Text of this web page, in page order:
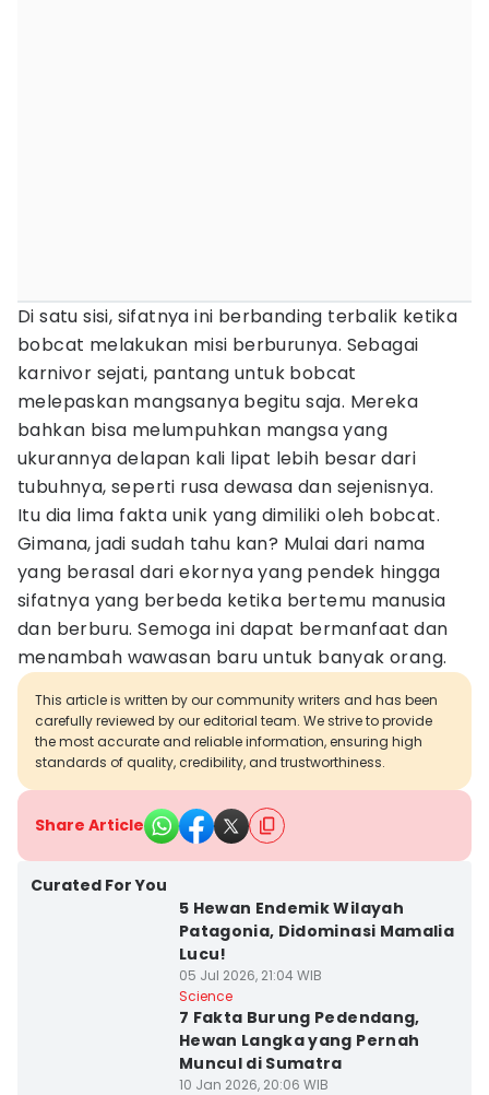
Di satu sisi, sifatnya ini berbanding terbalik ketika
bobcat melakukan misi berburunya. Sebagai
karnivor sejati, pantang untuk bobcat
melepaskan mangsanya begitu saja. Mereka
bahkan bisa melumpuhkan mangsa yang
ukurannya delapan kali lipat lebih besar dari
tubuhnya, seperti rusa dewasa dan sejenisnya.
Itu dia lima fakta unik yang dimiliki oleh bobcat.
Gimana, jadi sudah tahu kan? Mulai dari nama
yang berasal dari ekornya yang pendek hingga
sifatnya yang berbeda ketika bertemu manusia
dan berburu. Semoga ini dapat bermanfaat dan
menambah wawasan baru untuk banyak orang.
This article is written by our community writers and has been
carefully reviewed by our editorial team. We strive to provide
the most accurate and reliable information, ensuring high
standards of quality, credibility, and trustworthiness.
Share Article
Curated For You
5 Hewan Endemik Wilayah
Patagonia, Didominasi Mamalia
Lucu!
05 Jul 2026, 21:04 WIB
Science
7 Fakta Burung Pedendang,
Hewan Langka yang Pernah
Muncul di Sumatra
10 Jan 2026, 20:06 WIB